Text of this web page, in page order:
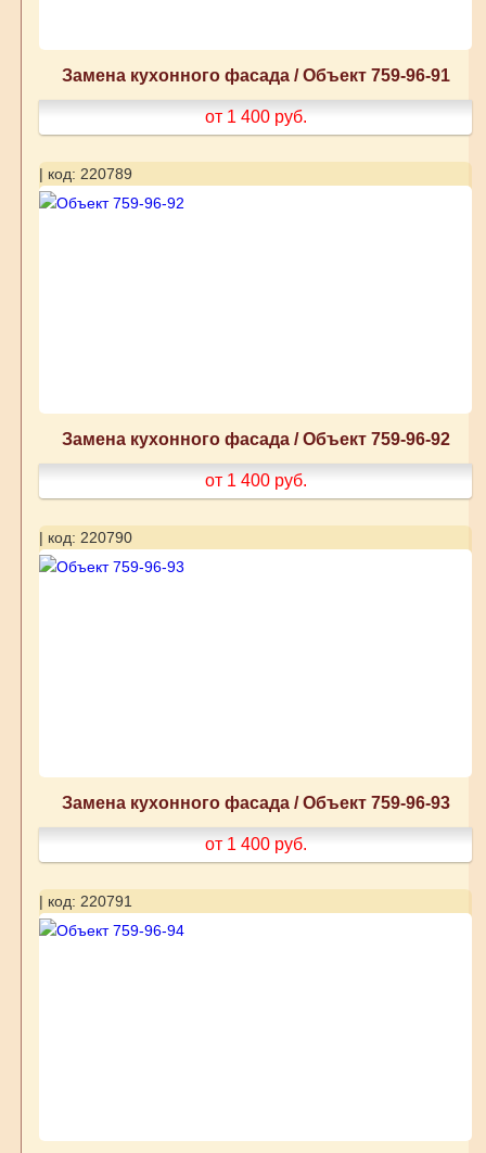
Замена кухонного фасада / Объект 759-96-91
от 1 400 руб.
| код: 220789
Замена кухонного фасада / Объект 759-96-92
от 1 400 руб.
| код: 220790
Замена кухонного фасада / Объект 759-96-93
от 1 400 руб.
| код: 220791